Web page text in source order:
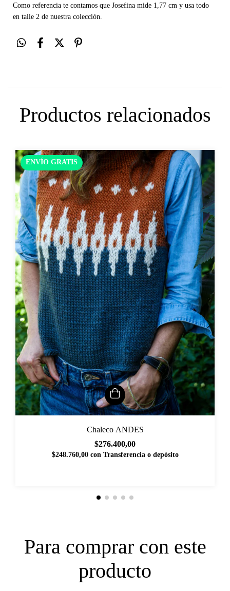
Como referencia te contamos que Josefina mide 1,77 cm y usa todo
en talle 2 de nuestra colección.
Productos relacionados
ENVÍO GRATIS
Chaleco ANDES
$276.400,00
$248.760,00 con Transferencia o depósito
Para comprar con este
producto